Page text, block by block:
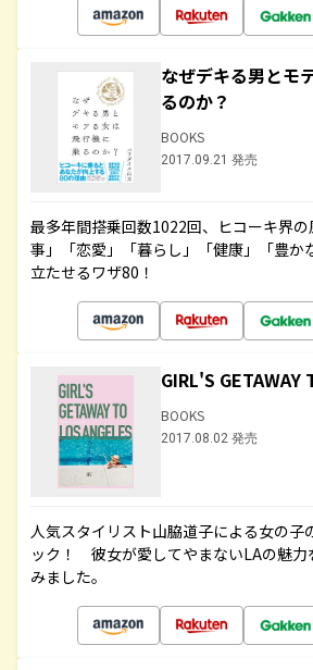
なぜデキる男とモ
るのか？
BOOKS
2017.09.21 発売
最多年間搭乗回数1022回、ヒコーキ界
事」「恋愛」「暮らし」「健康」「豊か
立たせるワザ80！
GIRL'S GETAWAY
BOOKS
2017.08.02 発売
人気スタイリスト山脇道子による女の子
ック！ 彼女が愛してやまないLAの魅力
みました。